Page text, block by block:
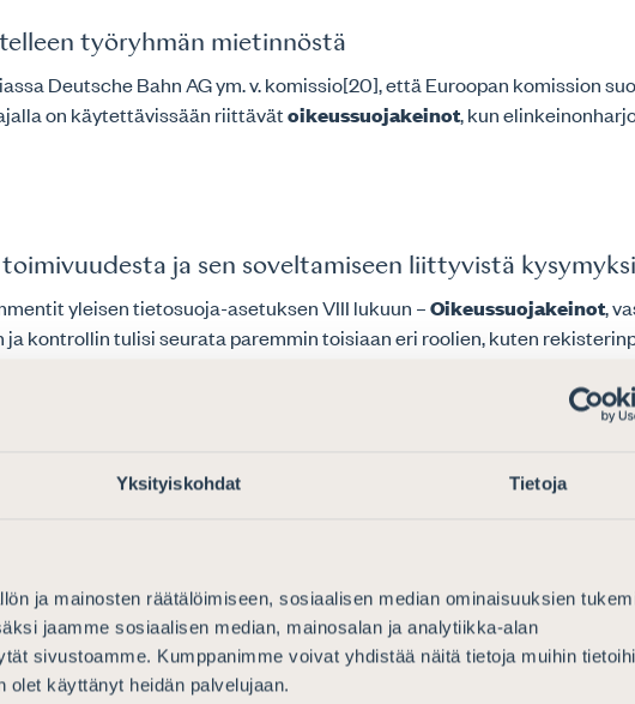
Yksityiskohdat Tietoja
ja mainosten räätälöimiseen, sosiaalisen median ominaisuuksien
jaamme sosiaalisen median, mainosalan ja analytiikka-alan
sivustoamme. Kumppanimme voivat yhdistää näitä tietoja muihin
olet käyttänyt heidän palvelujaan.
työryhmän mietinnöstä
Deutsche Bahn AG ym. v. komissio[20], että Euroopan komission
on käytettävissään riittävätoikeussuojakeinot, kun
ja sen soveltamiseen liittyvistä
yleisen tietosuoja-asetuksen VIII lukuun –Oikeussuojakeinot,
kontrollin tulisi seurata paremmin toisiaan eri roolien, kuten
monenvälisen yleissopimuksen tekstistä ja
samanaikaisesti. Molemmat järjestelmät sisältävät uusia
kannalta tämä tarkoittaa merkittävää riskiä
ja maksutilien valvontajärjestelmästä